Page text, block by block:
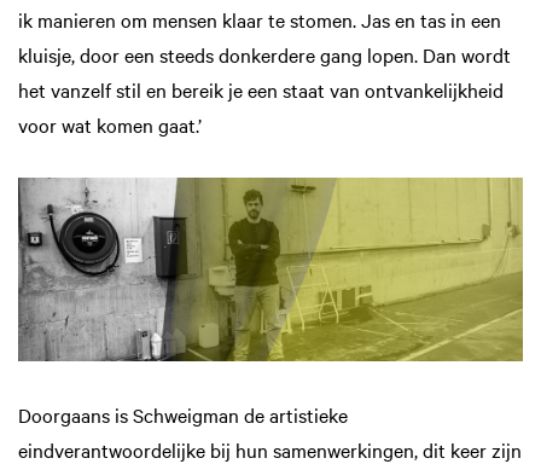
ik manieren om mensen klaar te stomen. Jas en tas in een
kluisje, door een steeds donkerdere gang lopen. Dan wordt
het vanzelf stil en bereik je een staat van ontvankelijkheid
voor wat komen gaat.’
Doorgaans is Schweigman de artistieke
eindverantwoordelijke bij hun samenwerkingen, dit keer zijn